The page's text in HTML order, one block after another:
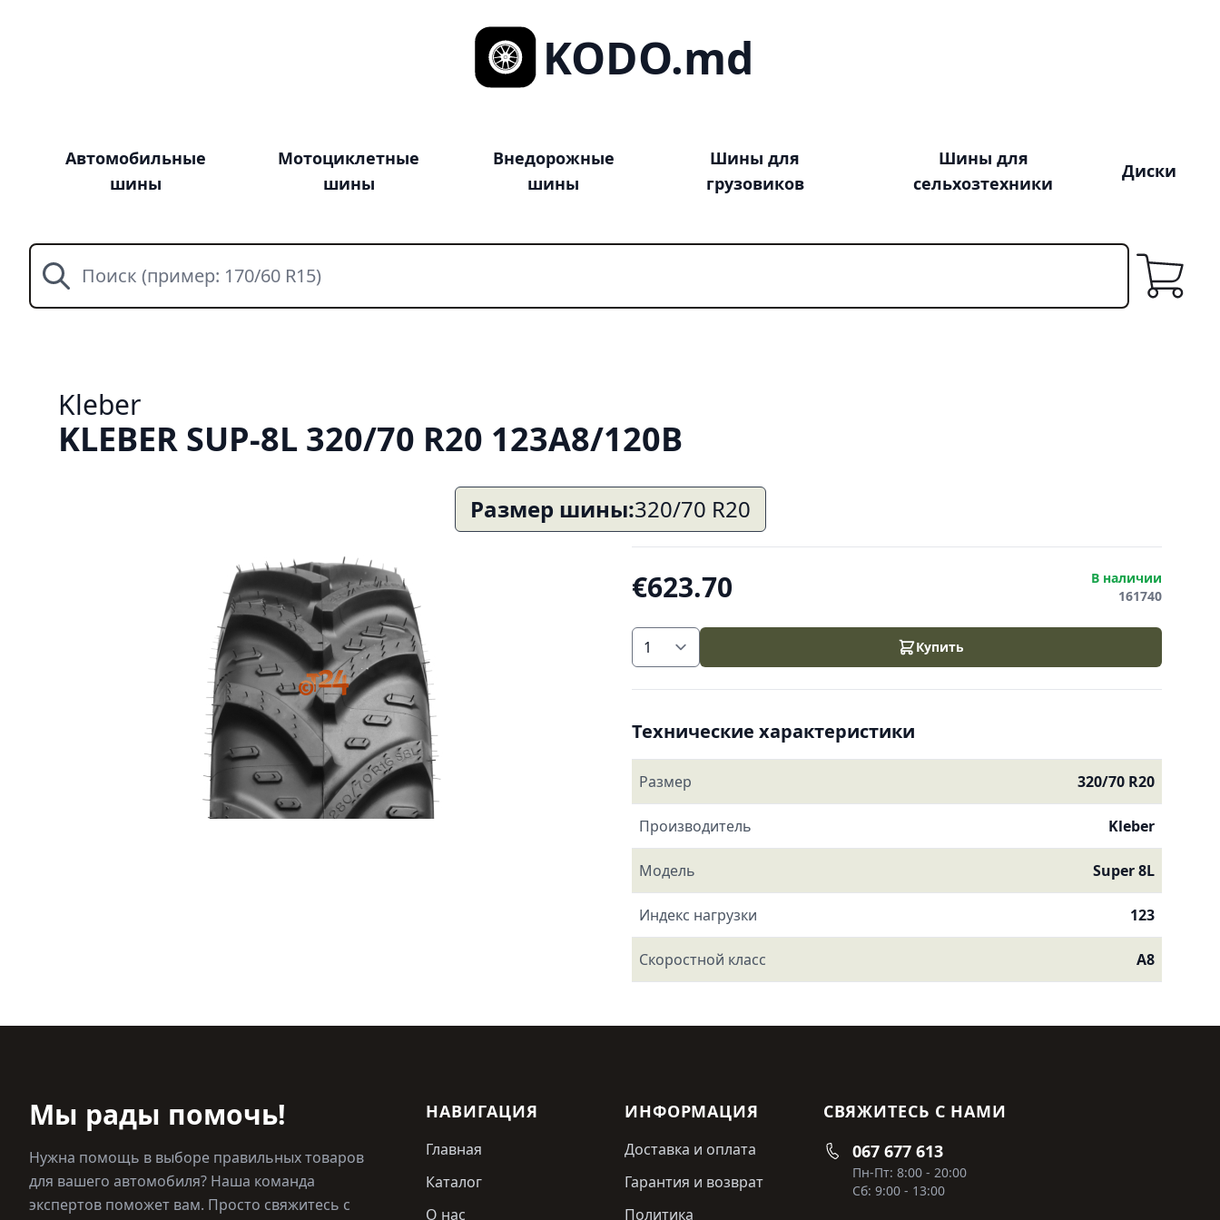
KODO.md
Автомобильные
шины
Мотоциклетные
шины
Внедорожные
шины
Шины для
грузовиков
Шины для
сельхозтехники
Диски
Поиск
Корзина
Kleber
KLEBER SUP-8L 320/70 R20 123A8/120B
Размер шины:320/70 R20
€623.70
В наличии
161740
Купить
Технические характеристики
Размер 320/70 R20
Производитель Kleber
Модель Super 8L
Индекс нагрузки 123
Скоростной класс A8
Мы рады помочь!
Нужна помощь в выборе правильных товаров
для вашего автомобиля? Наша команда
экспертов поможет вам. Просто свяжитесь с
НАВИГАЦИЯ
Главная
Каталог
О нас
ИНФОРМАЦИЯ
Доставка и оплата
Гарантия и возврат
Политика
СВЯЖИТЕСЬ С НАМИ
067 677 613
Пн-Пт: 8:00 - 20:00
Сб: 9:00 - 13:00